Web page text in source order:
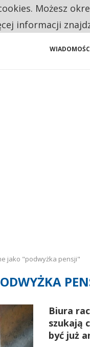
PRZEMYSŁ. NA
jako "podwyżka pensji"
Biura
szukają
być już
Możesz
informacji